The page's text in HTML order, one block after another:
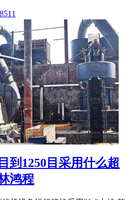
到1250目采用什么超
鸿程